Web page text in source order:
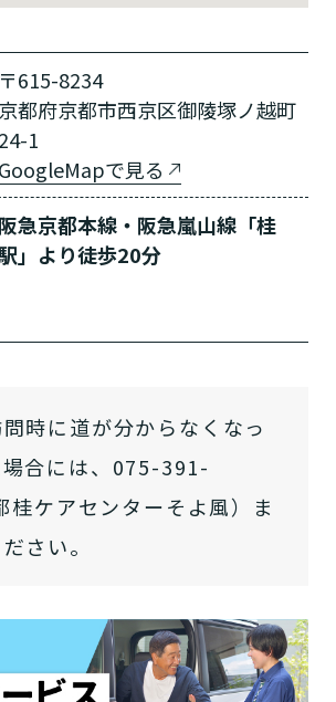
〒615-8234
京都府京都市西京区御陵塚ノ越町
24-1
GoogleMapで見る
阪急京都本線・阪急嵐山線「桂
」より徒歩20分
時に道が分からなくなっ
合には、075-391-
桂ケアセンターそよ風）ま
さい。
あなたに適しているのは?
目的が違います。
スを使ったらいいのかわからな
は、まずはどんなサービスがあ
５、 いずれかの判定を受
か？
ですか？
などの施設に移り住みた
生活を送るうえで誰かの
ポートが必要ですか？
フにご自宅に来てもらい
？
通いたいですか？
断を受けていますか？
れなど認知症の疑いはあ
いたいですか？
泊したいですか？
２・要介護１～２です
５ですか？